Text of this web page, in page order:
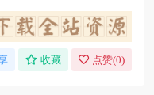
收藏 点赞(0)